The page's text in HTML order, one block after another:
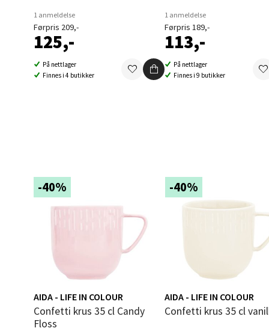
1 anmeldelse
Førpris 209,-
125,-
På nettlager
Finnes i 4 butikker
1 anmeldelse
Førpris 189,-
113,-
På nettlager
Finnes i 9 butikker
-40%
AIDA - LIFE IN COLOUR
Confetti krus 35 cl Candy
Floss
-40%
AIDA - LIFE IN COLOUR
Confetti krus 35 cl
Åpent
Åpent
Thon
Åpent
3 i